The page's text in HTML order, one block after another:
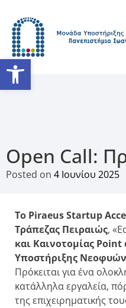
Ανοίξτε τη
Open Call:
Posted on 4 Ιουνίου 2025
Το Piraeus Startup
Τράπεζας Πειραιώς,
και Καινοτομίας Point
Υποστήριξης
Πρόκειται για ένα
κατάλληλα εργαλεία,
της επιχειρηματικής